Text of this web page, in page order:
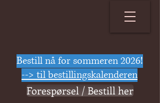
Bestill nå for sommeren 2026!
--> til bestillingskalenderen
Forespørsel / Bestill her